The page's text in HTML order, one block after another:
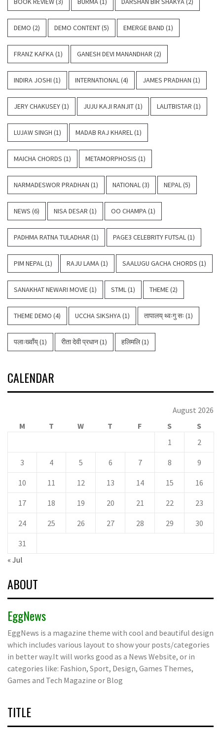
DEMO (2) DEMO CONTENT(5) EMERGE BAND (1)
FRANZ KAFKA(1) GANESH DEVI MANANDHAR (2)
INDIRA JOSHI (1) INTERNATIONAL(4) JAMES PRADHAN (1)
JERY CHAKUSEY(1) JUJU KAJI RANJIT(1) LALITBISTAR (1)
LUJAW SINGH (1) MADAB RAJ KHAREL(1)
MAICHA CHORDS (1) METAMORPHOSIS (1)
NARMADESWOR PRADHAN (1) NATIONAL(3) NEPAL(5)
NEWS (6) NISA DESAR (1) OO CHAMPA(1)
PADHMA RATNA TULADHAR (1) PAGE3 CELEBRITY FUTSAL(1)
PIM NEPAL(1) RAJU LAMA(1) SAALUGU GACHA CHORDS (1)
SANAKHAT NEWARI MOVIE(1) STML(1) THEME(2)
THEME DEMO (4) UCCHA SIKSHYA(1) तापालय् थ्वःगु सः (1)
पलाःख्वाँय्(1) रीता देवी प्रधान(1) हलिमलि(1)
CALENDAR
August 2026
M
T W T F S
S
1
2
3 4 5 6 7 8 9
10 11 12 13 14 15 16
17 18 19 20 21 22 23
24 25 26 27 28 29 30
31
« Jul
ABOUT
EggNews
EggNews is a magazine theme with cool and beautiful design
which includes various layout to show your posts/categories
in better way.It will works good as a News Website, or in
categories like: Fashion, Sport, Design, Games Themes,
Games and Tech Magazine or Blog
TITLE